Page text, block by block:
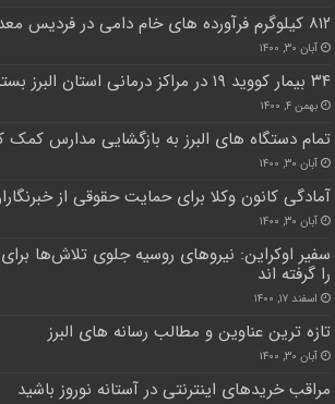
۸۱۲ کیلوگرم فرآورده های خام دامی در فردیس معدوم شد
آبان ۳۰, ۱۴۰۰
۳۴ بیمار کووید ۱۹ در مراکز درمانی استان البرز بستری شدند
بهمن ۴, ۱۴۰۰
تمام دستگاه های البرز به بازگشایی مدارس کمک
آبان ۳۰, ۱۴۰۰
آمادگی کانون وکلا برای حمایت حقوقی از
آبان ۳۰, ۱۴۰۰
سفیر اوکراین: نیروهای روسیه جلوی تلاش‌ها
را گرفته اند
اسفند ۱۷, ۱۴۰۰
تازه ترین عناوین و مطالب رسانه های البرز
آبان ۳۰, ۱۴۰۰
مراقب خریدهای اینترنتی در آستانه نوروز باشید